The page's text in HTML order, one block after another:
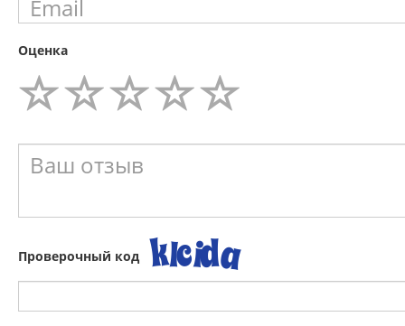
Оценка
Проверочный код